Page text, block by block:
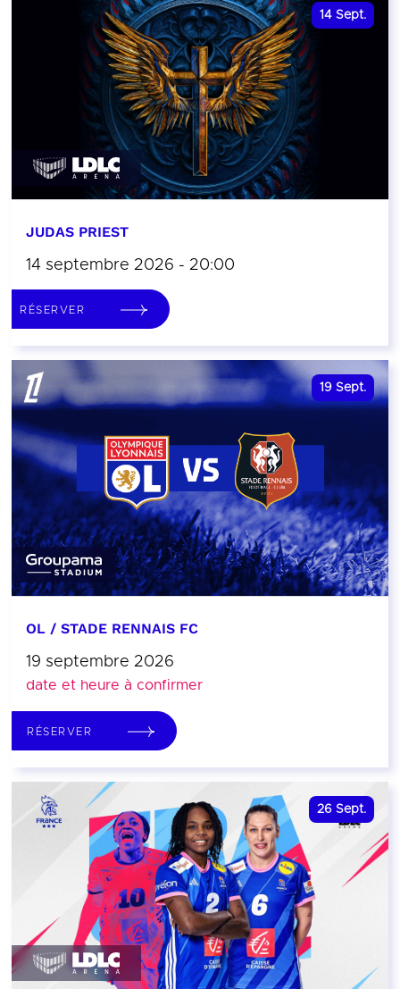
14 Sept.
JUDAS PRIEST
14 septembre 2026 - 20:00
RÉSERVER
19 Sept.
OL / STADE RENNAIS FC
19 septembre 2026
date et heure à confirmer
RÉSERVER
26 Sept.